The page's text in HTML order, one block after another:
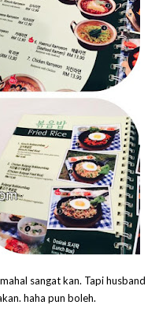
sangat kan. Tapi husband
haha pun boleh.